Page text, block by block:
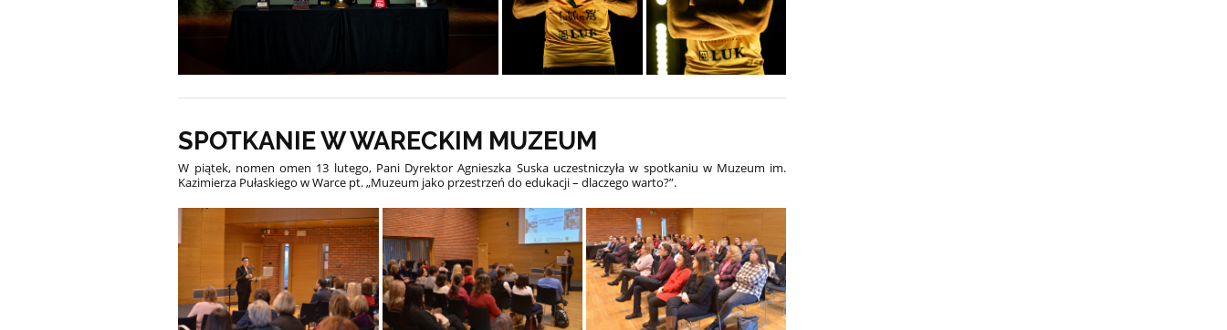
SPOTKANIE W WARECKIM MUZEUM
W piątek, nomen omen 13 lutego, Pani Dyrektor Agnieszka Suska uczestniczyła w spotkaniu w Muzeum im.
Kazimierza Pułaskiego w Warce pt. „Muzeum jako przestrzeń do edukacji – dlaczego warto?”.